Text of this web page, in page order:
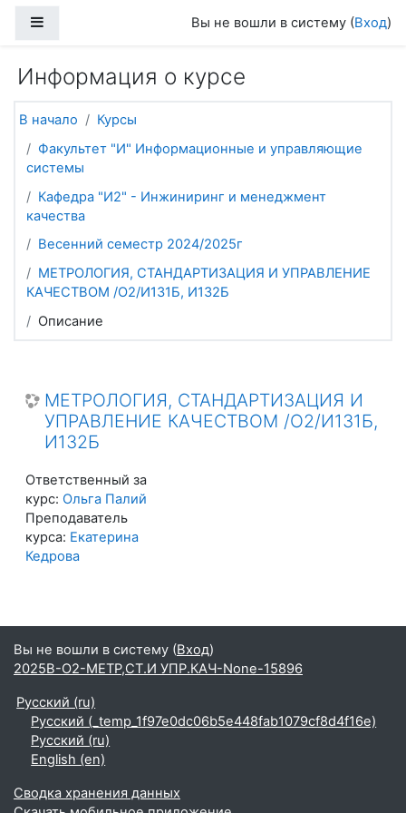
Вы не вошли в систему (Вход)
Информация о курсе
В начало
Курсы
Факультет "И" Информационные и управляющие
системы
Кафедра "И2" - Инжиниринг и менеджмент
качества
Весенний семестр 2024/2025г
МЕТРОЛОГИЯ, СТАНДАРТИЗАЦИЯ И УПРАВЛЕНИЕ
КАЧЕСТВОМ /О2/И131Б, И132Б
Описание
МЕТРОЛОГИЯ, СТАНДАРТИЗАЦИЯ И
УПРАВЛЕНИЕ КАЧЕСТВОМ /О2/И131Б,
И132Б
Ответственный за
курс: Ольга Палий
Преподаватель
курса: Екатерина
Кедрова
Вы не вошли в систему (Вход)
2025В-О2-МЕТР,СТ.И УПР.КАЧ-None-15896
Русский ‎(ru)‎
Русский ‎(_temp_1f97e0dc06b5e448fab1079cf8d4f16e)‎
Русский ‎(ru)‎
English ‎(en)‎
Сводка хранения данных